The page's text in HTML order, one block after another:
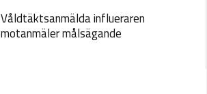
Våldtäktsanmälda influeraren
motanmäler målsägande